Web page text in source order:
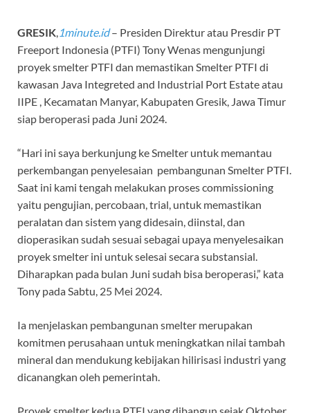
GRESIK, 1minute.id– Presiden Direktur atau Presdir PT
Freeport Indonesia (PTFI) Tony Wenas mengunjungi
proyek smelter PTFI dan memastikan Smelter PTFI di
kawasan Java Integreted and Industrial Port Estate atau
IIPE , Kecamatan Manyar, Kabupaten Gresik, Jawa Timur
siap beroperasi pada Juni 2024.
“Hari ini saya berkunjung ke Smelter untuk memantau
perkembangan penyelesaian pembangunan Smelter PTFI.
Saat ini kami tengah melakukan proses commissioning
yaitu pengujian, percobaan, trial, untuk memastikan
peralatan dan sistem yang didesain, diinstal, dan
dioperasikan sudah sesuai sebagai upaya menyelesaikan
proyek smelter ini untuk selesai secara substansial.
Diharapkan pada bulan Juni sudah bisa beroperasi,” kata
Tony pada Sabtu, 25 Mei 2024.
Ia menjelaskan pembangunan smelter merupakan
komitmen perusahaan untuk meningkatkan nilai tambah
mineral dan mendukung kebijakan hilirisasi industri yang
dicanangkan oleh pemerintah.